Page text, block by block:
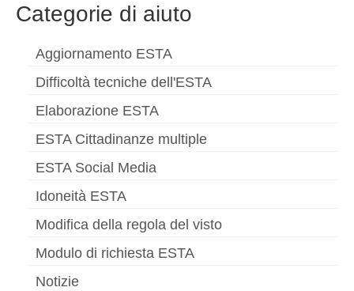
Categorie di aiuto
Aggiornamento ESTA
Difficoltà tecniche dell'ESTA
Elaborazione ESTA
ESTA Cittadinanze multiple
ESTA Social Media
Idoneità ESTA
Modifica della regola del visto
Modulo di richiesta ESTA
Notizie